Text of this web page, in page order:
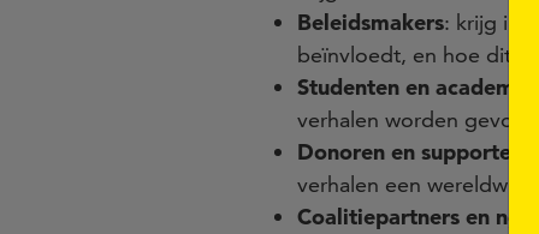
Beleidsmakers: krijg
beïnvloedt, en hoe dit
Studenten en academici
verhalen worden
Donoren en supporters
verhalen een
Coalitiepartners en ngo’s